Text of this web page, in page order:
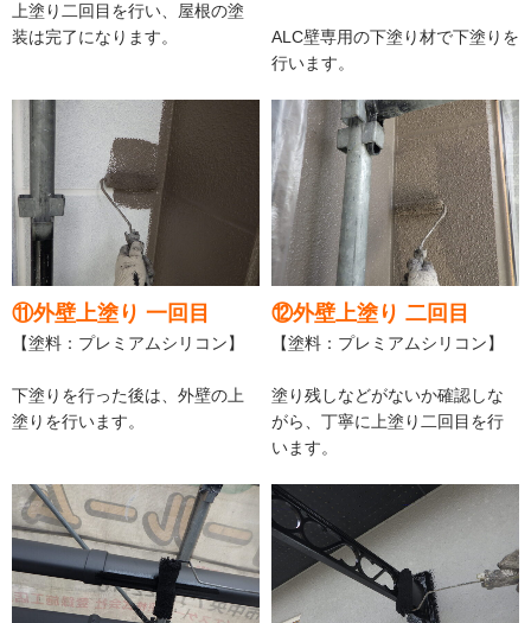
上塗り二回目を行い、屋根の塗
装は完了になります。
ALC壁専用の下塗り材で下塗りを
行います。
⑪外壁上塗り 一回目
【塗料：プレミアムシリコン】
下塗りを行った後は、外壁の上
塗りを行います。
⑫外壁上塗り 二回目
【塗料：プレミアムシリコン】
塗り残しなどがないか確認しな
がら、丁寧に上塗り二回目を行
います。